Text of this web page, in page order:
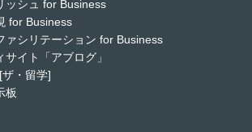
ッシュ for Business
for Business
ァシリテーション for Business
イト「アブログ」
・留学]
板